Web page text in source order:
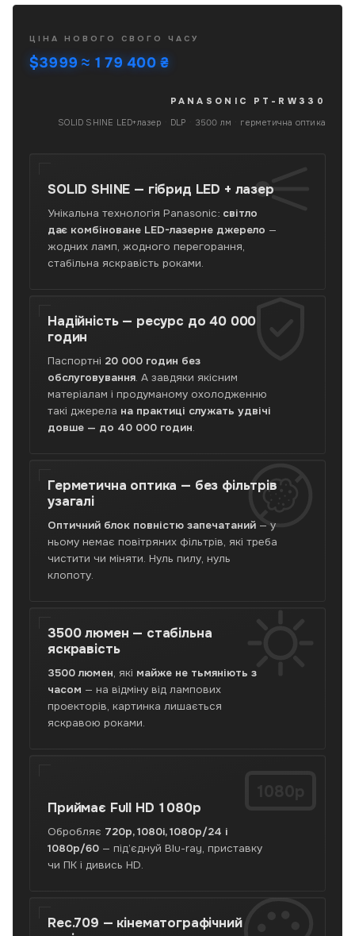
Panasonic
PT-
RW330
гібридним
LED-
лазерним
джерелом,
000
фільтрів,
герметична
оптика,
DIGITAL
Яскраве
обслуговування.
Нова
Пошта
Україні,
самовивіз
Львові.
ЦІНА НОВОГО СВОГО ЧАСУ
$3999≈ 179 400 ₴
PANASONIC PT-RW330
SOLID SHINE LED+лазер DLP 3500 лм герметична оптика
SOLID SHINE — гібрид LED + лазер
Унікальна технологія Panasonic: світло
дає комбіноване LED-лазерне джерело —
жодних ламп, жодного перегорання,
стабільна яскравість роками.
Надійність — ресурс до 40 000
годин
Паспортні 20 000 годин без
обслуговування. А завдяки якісним
матеріалам і продуманому охолодженню
такі джерела на практиці служать удвічі
довше — до 40 000 годин.
Герметична оптика — без фільтрів
узагалі
Оптичний блок повністю запечатаний — у
ньому немає повітряних фільтрів, які треба
чистити чи міняти. Нуль пилу, нуль
клопоту.
3500 люмен — стабільна
яскравість
3500 люмен, які майже не тьмяніють з
часом — на відміну від лампових
проекторів, картинка лишається
яскравою роками.
Приймає Full HD 1080p
Обробляє 720p, 1080i, 1080p/24 і
1080p/60 — під’єднуй Blu-ray, приставку
чи ПК і дивись HD.
Rec.709 — кінематографічний